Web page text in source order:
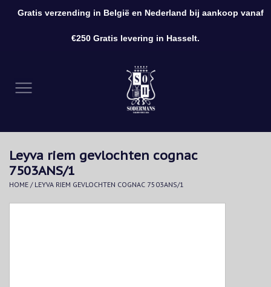
Kleding
Accessoires
Leyva riem gevlochten cognac
7503ANS/1
HOME / LEYVA RIEM GEVLOCHTEN COGNAC 7503ANS/1
Gratis verzending in België en Nederland bij aankoop vanaf
€250 Gratis levering in Hasselt.